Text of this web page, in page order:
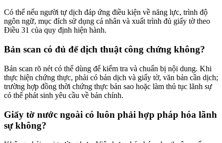
Có thể nếu người tự dịch đáp ứng điều kiện về năng lực, trình độ
ngôn ngữ, mục đích sử dụng cá nhân và xuất trình đủ giấy tờ theo
Điều 31 của quy định hiện hành.
Bản scan có đủ để dịch thuật công chứng không?
Bản scan rõ nét có thể dùng để kiểm tra và chuẩn bị nội dung. Khi
thực hiện chứng thực, phải có bản dịch và giấy tờ, văn bản cần dịch;
trường hợp đồng thời chứng thực bản sao hoặc làm thủ tục lãnh sự
có thể phát sinh yêu cầu về bản chính.
Giấy tờ nước ngoài có luôn phải hợp pháp hóa lãnh
sự không?